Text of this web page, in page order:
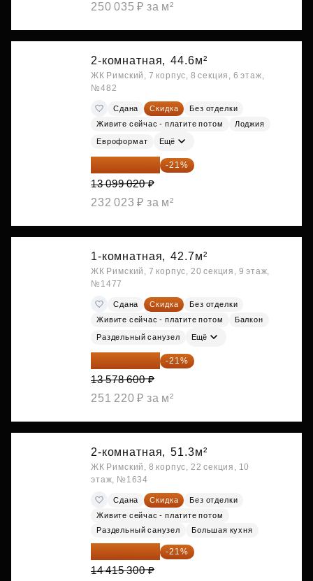
250 035 ₽ за м²
2-комнатная, 44.6м²
ЖК Римский, 7 корпус, 8 секция, 6 этаж,
№482
Сдана Скидка
Без отделки
Живите сейчас - платите потом
Лоджия
Евроформат Ещё
10 348 226 ₽ -21%
13 099 020 ₽
232 023 ₽ за м²
1-комнатная, 42.7м²
ЖК Римский, 7 корпус, 20 секция, 9 этаж,
№1477
Сдана Скидка
Без отделки
Живите сейчас - платите потом
Балкон
Раздельный санузел Ещё
10 727 094 ₽ -21%
13 578 600 ₽
251 220 ₽ за м²
2-комнатная, 51.3м²
ЖК Римский, 8 корпус, 22 секция, 10
этаж, №1634
Сдана Скидка
Без отделки
Живите сейчас - платите потом
Раздельный санузел
Большая кухня
11 388 087 ₽ -21%
14 415 300 ₽